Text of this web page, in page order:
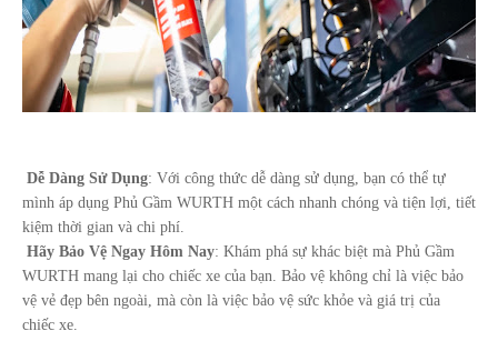
Dễ Dàng Sử Dụng: Với công thức dễ dàng sử dụng, bạn có thể tự
mình áp dụng Phủ Gầm WURTH một cách nhanh chóng và tiện lợi, tiết
kiệm thời gian và chi phí.
Hãy Bảo Vệ Ngay Hôm Nay: Khám phá sự khác biệt mà Phủ Gầm
WURTH mang lại cho chiếc xe của bạn. Bảo vệ không chỉ là việc bảo
vệ vẻ đẹp bên ngoài, mà còn là việc bảo vệ sức khỏe và giá trị của
chiếc xe.